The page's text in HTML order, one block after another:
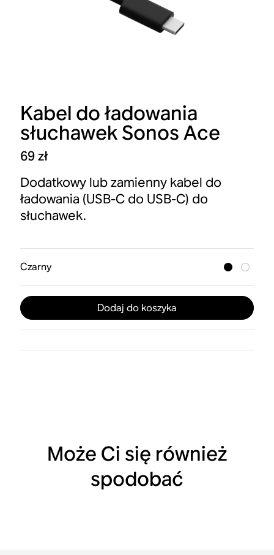
Kabel do ładowania
słuchawek Sonos Ace
69 zł
Dodatkowy lub zamienny kabel do
ładowania (USB-C do USB-C) do
słuchawek.
Czarny
Dodaj do koszyka
Może Ci się również
spodobać